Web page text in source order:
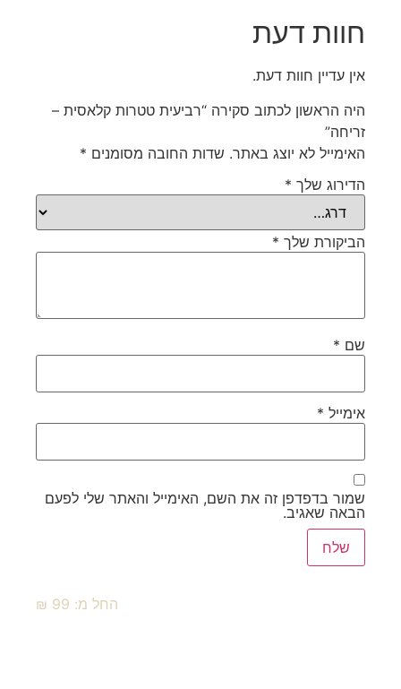
חוות דעת
אין עדיין חוות דעת.
היה הראשון לכתוב סקירה “רביעית טטרות קלאסית –
זריחה”
האימייל לא יוצג באתר. שדות החובה מסומנים *
הדירוג שלך *
הביקורת שלך *
שם *
אימייל *
שמור בדפדפן זה את השם, האימייל והאתר שלי לפעם
הבאה שאגיב.
החל מ: ₪ 99